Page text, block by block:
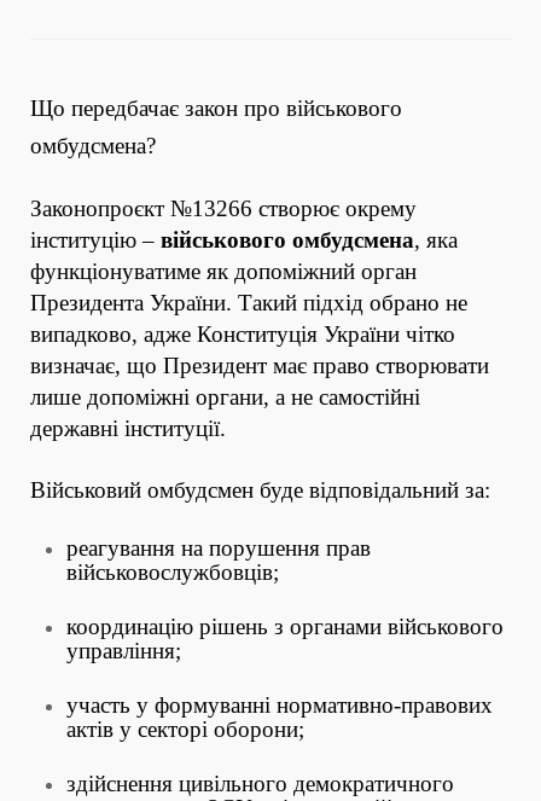
Що передбачає закон про військового
омбудсмена?
Законопроєкт №13266 створює окрему
інституцію – військового омбудсмена, яка
функціонуватиме як допоміжний орган
Президента України. Такий підхід обрано не
випадково, адже Конституція України чітко
визначає, що Президент має право створювати
лише допоміжні органи, а не самостійні
державні інституції.
Військовий омбудсмен буде відповідальний за:
реагування на порушення прав
військовослужбовців;
координацію рішень з органами військового
управління;
участь у формуванні нормативно-правових
актів у секторі оборони;
здійснення цивільного демократичного